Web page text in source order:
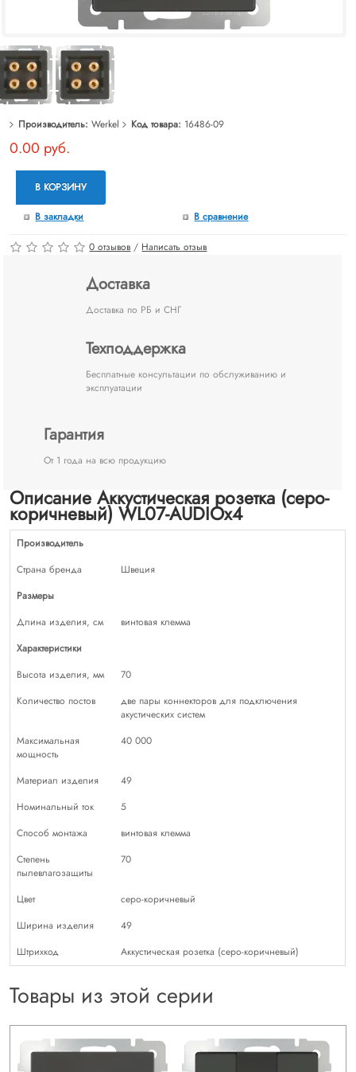
Производитель: Werkel Код товара: 16486-09
0.00 руб.
В КОРЗИНУ
В закладки В сравнение
0 отзывов / Написать отзыв
Доставка
Доставка по РБ и СНГ
Техподдержка
Бесплатные консультации по обслуживанию и
эксплуатации
Гарантия
От 1 года на всю продукцию
Описание Аккустическая розетка (серо-
коричневый) WL07-AUDIOx4
Производитель
Страна бренда
Швеция
Размеры
Длина изделия, см
винтовая клемма
Характеристики
Высота изделия, мм
70
Количество постов
две пары коннекторов для подключения
акустических систем
Максимальная
мощность
40 000
Материал изделия
49
Номинальный ток
5
Способ монтажа
винтовая клемма
Степень
пылевлагозащиты
70
Цвет
серо-коричневый
Ширина изделия
49
Штрихкод
Аккустическая розетка (серо-коричневый)
Товары из этой серии